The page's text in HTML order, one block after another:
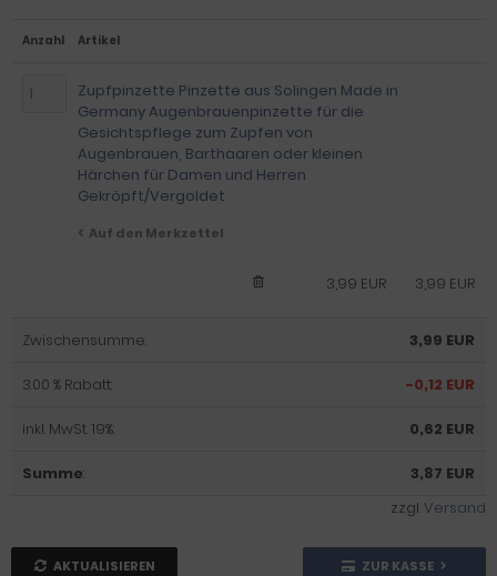
Anzahl Artikel
Zupfpinzette Pinzette aus Solingen Made in
Germany Augenbrauenpinzette für die
Gesichtspflege zum Zupfen von
Augenbrauen, Barthaaren oder kleinen
Härchen für Damen und Herren
Gekröpft/Vergoldet
Auf den Merkzettel
3,99 EUR
3,99 EUR
Zwischensumme: 3,99 EUR
3.00 % Rabatt: -0,12 EUR
inkl. MwSt. 19%: 0,62 EUR
Summe:
3,87 EUR
zzgl.Versand
AKTUALISIEREN ZUR KASSE